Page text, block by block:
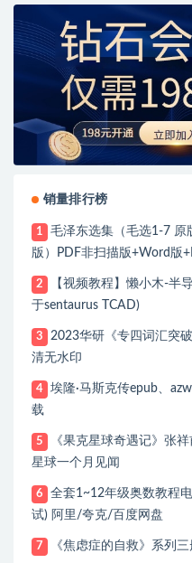
销量排行榜
1
毛泽东选集（毛选1-7 原
版）PDF非扫描版+Word版
2
【视频教程】懒小木-半
于sentaurus TCAD)
3
2023华研《专四词汇突
清无水印
4
埃隆·马斯克传epub、
载
5
《果克星球奇遇记》张
星球一个月见闻
6
全套1~12年级奥数教程
试) 阿里/夸克/百度网盘
7 《焦虑症的自救》系列